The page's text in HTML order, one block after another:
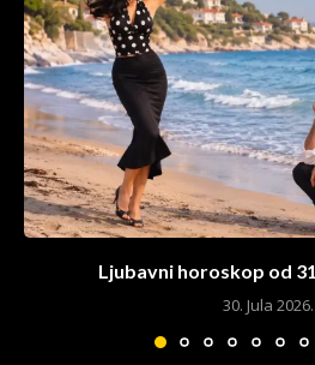
Ljubavni horoskop od
30. Jula 2026.